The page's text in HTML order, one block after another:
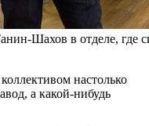
Шахов в отделе,
настолько
а какой-нибудь